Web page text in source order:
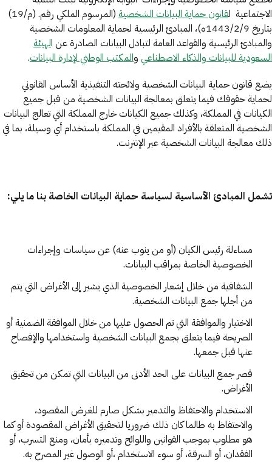
الاجتماعية لقانون حماية البيانات الشخصية
(المرسوم الملكي رقم. (م/19)
بتاريخ 1443/2/9ه)، المبادئ الرئيسية لحماية المعلومات الشخصية
والمبادئ الرئيسية والقواعد العامة لتبادل البيانات الصادرة عن الهيئة
السعودية للبيانات والذكاء الاصطناعي والمكتب الوطني لإدارة البيانات.
يضع قانون حماية البيانات الشخصية ولائحته التنفيذية الأساس القانوني
لحماية حقوقك فيما يتعلق بمعالجة البيانات الشخصية من قبل جميع
الكيانات في المملكة، وكذلك جميع الكيانات خارج المملكة التي تعالج البيانات
الشخصية المتعلقة بالأفراد المقيمين في المملكة باستخدام أي وسيلة، بما في
ذلك معالجة البيانات الشخصية عبر الإنترنت.
تشمل المبادئ الأساسية لسياسة حماية البيانات الخاصة بنا ما يلي:
مساءلة رئيس الكيان (أو من ينوب عنه) عن سياسات وإجراءات
الخصوصية الخاصة بمراقب البيانات.
الشفافية من خلال إشعار الخصوصية الذي يشير إلى الأغراض التي يتم
من أجلها جمع البيانات الشخصية.
الاختيار والموافقة التي تم الحصول عليها من خلال الموافقة الضمنية أو
الصريحة فيما يتعلق بجمع البيانات الشخصية واستخدامها والإفصاح
عنها قبل جمعها.
قصر جمع البيانات على الحد الأدنى من البيانات التي تمكن من تحقيق
الأغراض.
الاستخدام والاحتفاظ والتدمير بشكل صارم للغرض المقصود،
والاحتفاظ به طالما كان ذلك ضروريا لتحقيق الأغراض المقصودة أو كما
هو مطلوب بموجب القوانين واللوائح وتدميره بأمان، ومنع التسرب، أو
الفقدان، أو السرقة، أو سوء الاستخدام ،أو الوصول غير المصرح به.